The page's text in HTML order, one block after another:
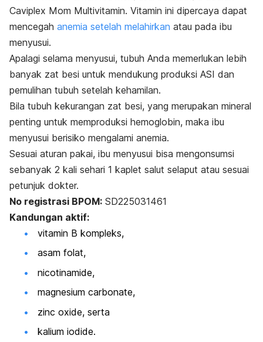
Caviplex Mom Multivitamin. Vitamin ini dipercaya dapat
mencegah anemia setelah melahirkan atau pada ibu
menyusui.
Apalagi selama menyusui, tubuh Anda memerlukan lebih
banyak zat besi untuk mendukung produksi ASI dan
pemulihan tubuh setelah kehamilan.
Bila tubuh kekurangan zat besi, yang merupakan mineral
penting untuk memproduksi hemoglobin, maka ibu
menyusui berisiko mengalami anemia.
Sesuai aturan pakai, ibu menyusui bisa mengonsumsi
sebanyak 2 kali sehari 1 kaplet salut selaput atau sesuai
petunjuk dokter.
No registrasi BPOM: SD225031461
Kandungan aktif:
vitamin B kompleks,
asam folat,
nicotinamide,
magnesium carbonate,
zinc oxide, serta
kalium iodide.